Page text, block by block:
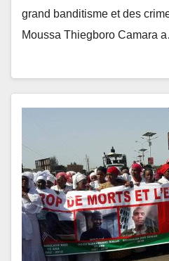
grand banditisme et des
Moussa Thiegboro Camara